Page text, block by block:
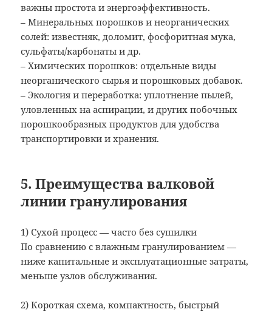
важны простота и энергоэффективность.
– Минеральных порошков и неорганических
солей: известняк, доломит, фосфоритная мука,
сульфаты/карбонаты и др.
– Химических порошков: отдельные виды
неорганического сырья и порошковых добавок.
– Экология и переработка: уплотнение пылей,
уловленных на аспирации, и других побочных
порошкообразных продуктов для удобства
транспортировки и хранения.
5. Преимущества валковой
линии гранулирования
1) Сухой процесс — часто без сушилки
По сравнению с влажным гранулированием —
ниже капитальные и эксплуатационные затраты,
меньше узлов обслуживания.
2) Короткая схема, компактность, быстрый